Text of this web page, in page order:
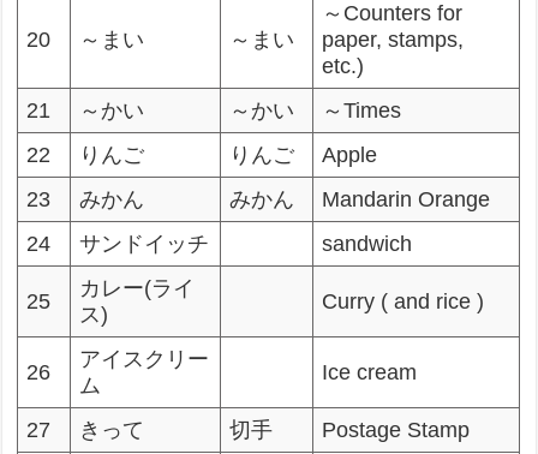
20 ～まい ～まい
～Counters for
paper, stamps,
etc.)
21
～かい ～かい
～Times
22
りんご りんご
Apple
23
みかん みかん
Mandarin Orange
24
サンドイッチ sandwich
25
カレー(ライ
ス)
Curry ( and rice )
26
アイスクリー
ム
Ice cream
27 きって 切手
Postage Stamp